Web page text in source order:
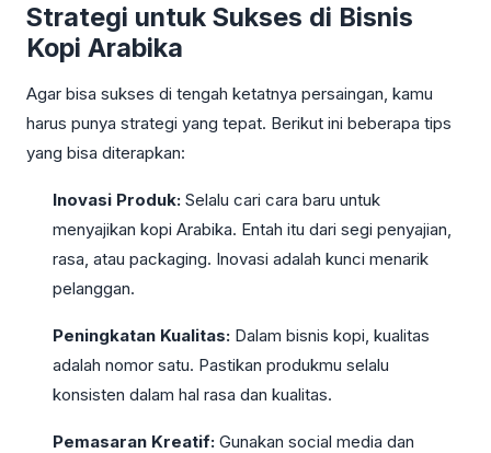
Strategi untuk Sukses di Bisnis
Kopi Arabika
Agar bisa sukses di tengah ketatnya persaingan, kamu
harus punya strategi yang tepat. Berikut ini beberapa tips
yang bisa diterapkan:
Inovasi Produk: Selalu cari cara baru untuk
menyajikan kopi Arabika. Entah itu dari segi penyajian,
rasa, atau packaging. Inovasi adalah kunci menarik
pelanggan.
Peningkatan Kualitas: Dalam bisnis kopi, kualitas
adalah nomor satu. Pastikan produkmu selalu
konsisten dalam hal rasa dan kualitas.
Pemasaran Kreatif: Gunakan social media dan